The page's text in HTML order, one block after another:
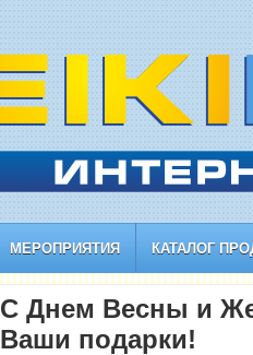
МЕРОПРИЯТИЯ КАТАЛОГ
С Днем Весны и
Ваши подарки!